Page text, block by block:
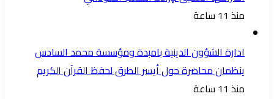
منذ 11 ساعة
ادارة الشؤون الدينية بامبدة ومؤسسة محمد السادس
ينظمان محاضرة حول أيسر الطرق لحفظ القرآن الكريم
منذ 11 ساعة